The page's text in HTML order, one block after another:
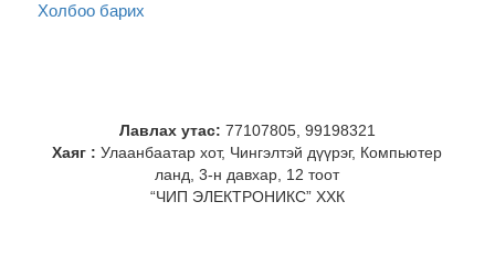
Холбоо барих
Лавлах утас: 77107805, 99198321
Хаяг : Улаанбаатар хот, Чингэлтэй дүүрэг, Компьютер
ланд, 3-н давхар, 12 тоот
“ЧИП ЭЛЕКТРОНИКС” ХХК